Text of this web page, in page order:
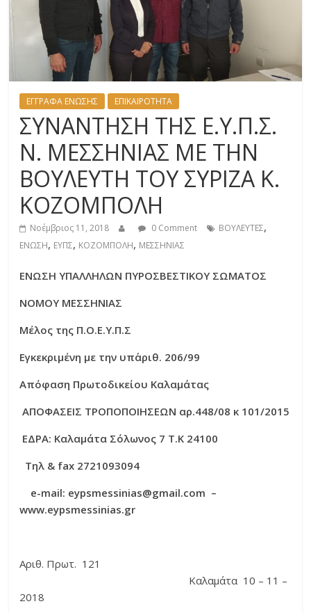
ΕΓΓΡΑΦΑ ΕΝΩΣΗΣ ΕΠΙΚΑΙΡΟΤΗΤΑ
ΣΥΝΑΝΤΗΣΗ ΤΗΣ Ε.Υ.Π.Σ.
Ν. ΜΕΣΣΗΝΙΑΣ ΜΕ ΤΗΝ
ΒΟΥΛΕΥΤΗ ΤΟΥ ΣΥΡΙΖΑ Κ.
ΚΟΖΟΜΠΟΛΗ
Νοέμβριος 11, 2018 0 Comment ΒΟΥΛΕΥΤΕΣ,
ΕΝΩΣΗ, ΕΥΠΣ, ΚΟΖΟΜΠΟΛΗ, ΜΕΣΣΗΝΙΑΣ
ΕΝΩΣΗ ΥΠΑΛΛΗΛΩΝ ΠΥΡΟΣΒΕΣΤΙΚΟΥ ΣΩΜΑΤΟΣ
ΝΟΜΟΥ ΜΕΣΣΗΝΙΑΣ
Μέλος της Π.Ο.Ε.Υ.Π.Σ
Εγκεκριμένη με την υπ΄αριθ. 206/99
Απόφαση Πρωτοδικείου Καλαμάτας
ΑΠΟΦΑΣΕΙΣ ΤΡΟΠΟΠΟΙΗΣΕΩΝ αρ.448/08 κ 101/2015
ΕΔΡΑ: Καλαμάτα Σόλωνος 7 Τ.Κ 24100
Τηλ & fax 2721093094
e-mail: eypsmessinias@gmail.com –
www.eypsmessinias.gr
Αριθ. Πρωτ. 121
Καλαμάτα 10 – 11 –
2018